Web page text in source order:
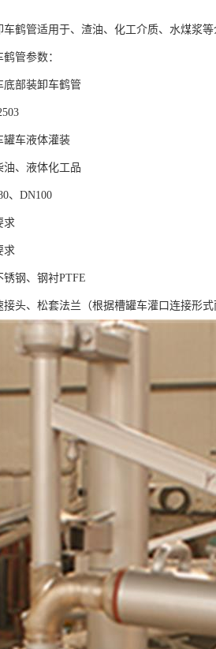
车鹤管适用于、渣油、化工介质、水煤浆
管参数：
底部装卸车鹤管
罐车液体灌装
油、液体化工品
、DN100
求
求
钢、钢衬PTFE
头、松套法兰（根据槽罐车灌口连接形式